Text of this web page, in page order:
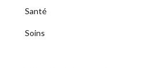
Santé
Soins